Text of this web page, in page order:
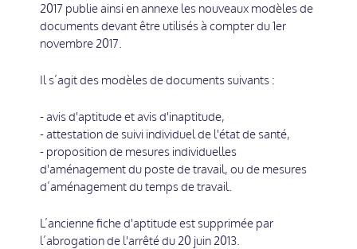
2017 publie ainsi en annexe les nouveaux modèles de
documents devant être utilisés à compter du 1er
novembre 2017.
Il s’agit des modèles de documents suivants :
- avis d'aptitude et avis d'inaptitude,
- attestation de suivi individuel de l'état de santé,
- proposition de mesures individuelles
d'aménagement du poste de travail, ou de mesures
d’aménagement du temps de travail.
L’ancienne fiche d'aptitude est supprimée par
l’abrogation de l'arrêté du 20 juin 2013.